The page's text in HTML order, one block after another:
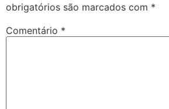
obrigatórios são marcados com *
Comentário *